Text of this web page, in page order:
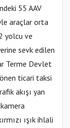
55 AAV
araçlar orta
yolcu ve
sevk edilen
Terme Devlet
ticari taksi
akışı yan
ışık ihlali